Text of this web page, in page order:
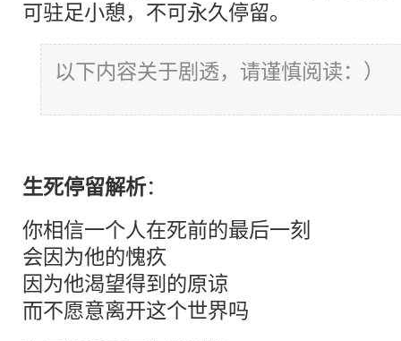
可驻足小憩，不可永久停留。
以下内容关于剧透，请谨慎阅读：）
生死停留解析：
你相信一个人在死前的最后一刻
会因为他的愧疚
因为他渴望得到的原谅
而不愿意离开这个世界吗